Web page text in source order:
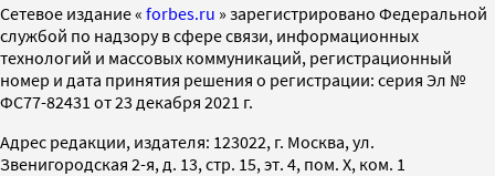
Cетевое издание « forbes.ru » зарегистрировано Федеральной
службой по надзору в сфере связи, информационных
технологий и массовых коммуникаций, регистрационный
номер и дата принятия решения о регистрации: серия Эл №
ФС77-82431 от 23 декабря 2021 г.
Адрес редакции, издателя: 123022, г. Москва, ул.
Звенигородская 2-я, д. 13, стр. 15, эт. 4, пом. X, ком. 1